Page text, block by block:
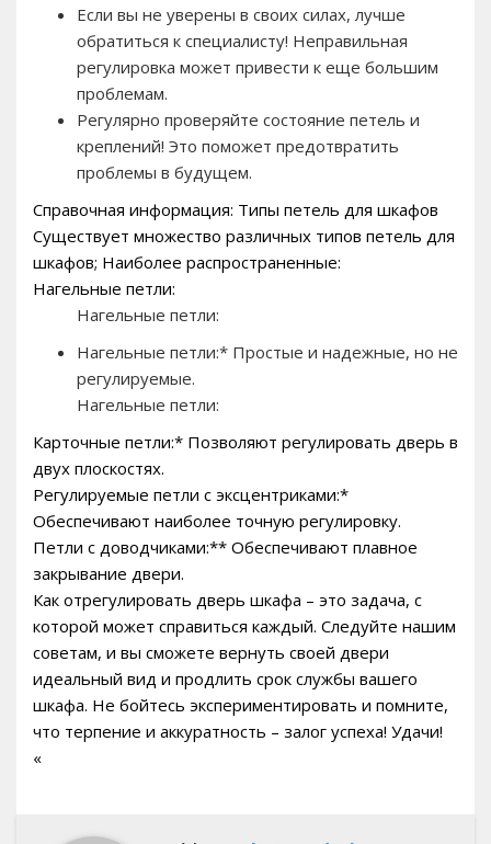
Если вы не уверены в своих силах, лучше
обратиться к специалисту! Неправильная
регулировка может привести к еще большим
проблемам.
Регулярно проверяйте состояние петель и
креплений! Это поможет предотвратить
проблемы в будущем.
Справочная информация: Типы петель для шкафов
Существует множество различных типов петель для
шкафов; Наиболее распространенные:
Нагельные петли:
Нагельные петли:
Нагельные петли:* Простые и надежные, но не
регулируемые.
Нагельные петли:
Карточные петли:* Позволяют регулировать дверь в
двух плоскостях.
Регулируемые петли с эксцентриками:*
Обеспечивают наиболее точную регулировку.
Петли с доводчиками:** Обеспечивают плавное
закрывание двери.
Как отрегулировать дверь шкафа – это задача, с
которой может справиться каждый. Следуйте нашим
советам, и вы сможете вернуть своей двери
идеальный вид и продлить срок службы вашего
шкафа. Не бойтесь экспериментировать и помните,
что терпение и аккуратность – залог успеха! Удачи!
«